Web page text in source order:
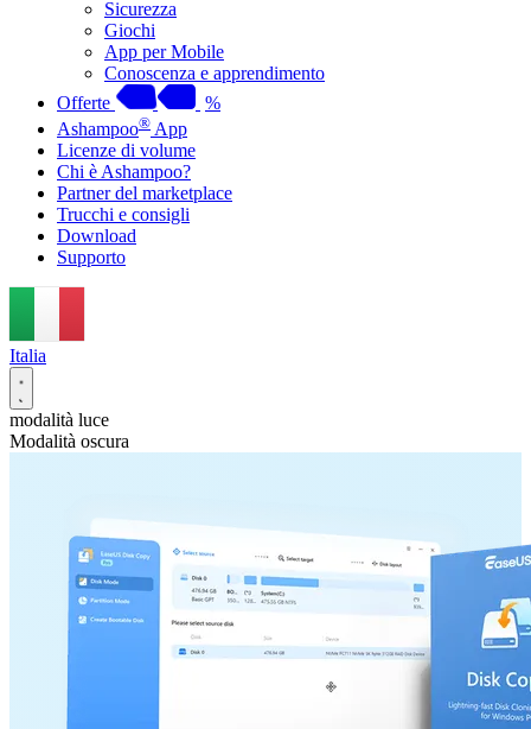
Sicurezza
Giochi
App per Mobile
Conoscenza e apprendimento
Offerte
%
Ashampoo® App
Licenze di volume
Chi è Ashampoo?
Partner del marketplace
Trucchi e consigli
Download
Supporto
Italia
modalità luce
Modalità oscura